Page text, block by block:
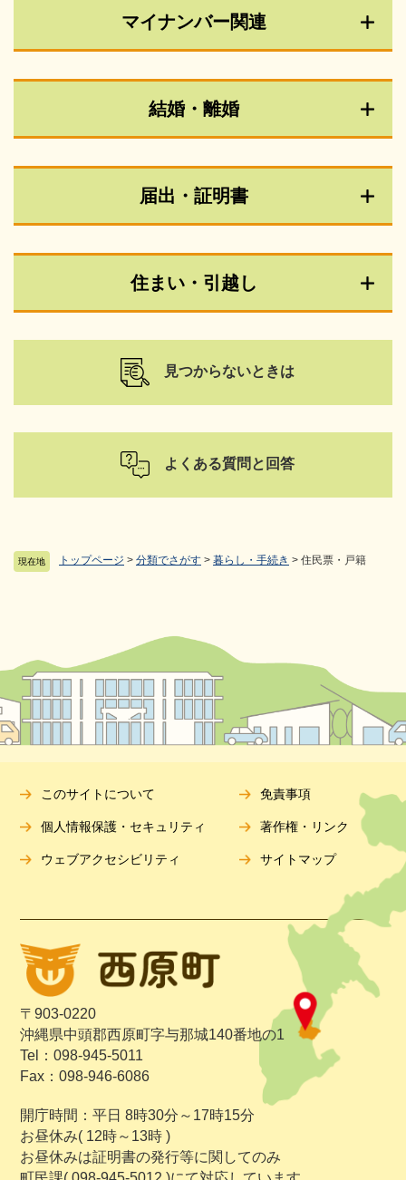
現在地 トップページ > 分類でさがす > 暮らし・手続き > 住民票・戸籍
マイナンバー関連
結婚・離婚
届出・証明書
住まい・引越し
見つからないときは
よくある質問と回答
〒903-0220
沖縄県中頭郡西原町字与那城140番地の1
Tel：098-945-5011
Fax：098-946-6086
開庁時間：平日 8時30分～17時15分
お昼休み( 12時～13時 )
お昼休みは証明書の発行等に関してのみ
このサイトについて 免責事項
個人情報保護・セキュリティ 著作権・リンク
ウェブアクセシビリティ サイトマップ